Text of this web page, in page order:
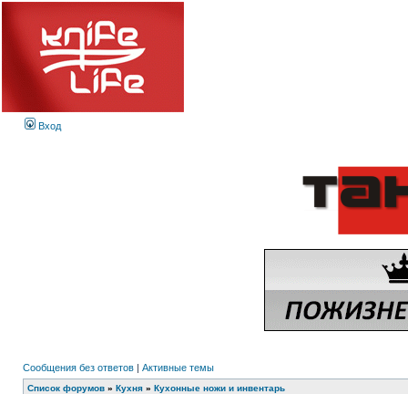
Вход
Сообщения без ответов | Активные темы
Список форумов » Кухня » Кухонные ножи и инвентарь